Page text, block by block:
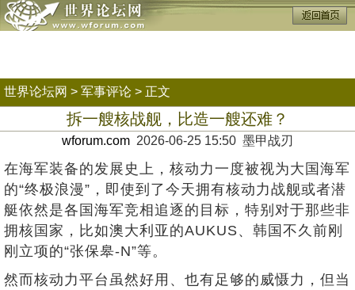
世界论坛网 > 军事评论 > 正文
拆一艘核战舰，比造一艘还难？
wforum.com 2026-06-25 15:50 墨甲战刃
在海军装备的发展史上，核动力一度被视为大国海军
的“终极浪漫”，即使到了今天拥有核动力战舰或者潜
艇依然是各国海军竞相追逐的目标，特别对于那些非
拥核国家，比如澳大利亚的AUKUS、韩国不久前刚
刚立项的“张保皋-N”等。
然而核动力平台虽然好用、也有足够的威慑力，但当